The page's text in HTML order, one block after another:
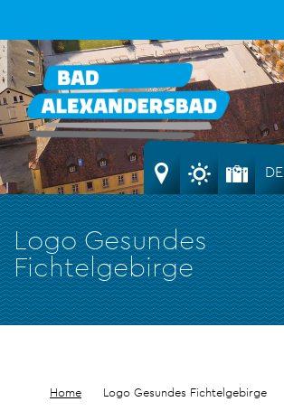
Logo Gesundes
Fichtelgebirge
DE
Home Logo Gesundes Fichtelgebirge